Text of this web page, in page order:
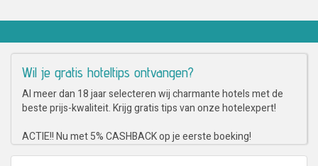
Wil je gratis hoteltips ontvangen?
Al meer dan 18 jaar selecteren wij charmante hotels met de
beste prijs-kwaliteit. Krijg gratis tips van onze hotelexpert!
ACTIE!! Nu met 5% CASHBACK op je eerste boeking!